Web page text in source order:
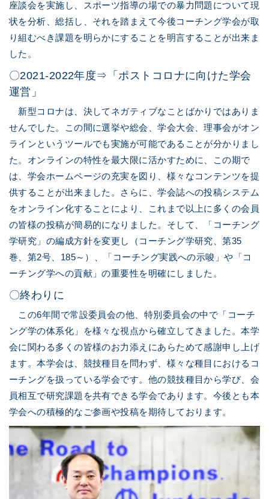
座談会を実施し、スポーツ指導の場での暴力問題について現
状を分析、総括し、それを踏まえて今後コーチング学会が取
り組むべき課題を明らかにすることを明言することが出来ま
した。
〇2021-2022年度⇒「ポストコロナに向けた学会
運営」
新型コロナは、決してネガティブなことばかりではありま
せんでした。この間に選挙や総会、学会大会、理事会がオン
ラインというツールでも実施が可能であることが分かりまし
た。オンラインの特性を最大限に活かすために、この期で
は、学会ホームページの充実を図り、様々なコンテンツを提
供することが出来ました。さらに、学会誌への投稿システム
をオンライン化することにより、これまで以上に多くの会員
の皆様の投稿が簡易的になりました。そして、「コーチング
学研究」の編成方針を変更し（コーチング学研究、第35
巻、第2号、185～）、「コーチング実践への示唆」や「コ
ーチング学への貢献」の重要性を明確にしました。
〇終わりに
この6年間で常設委員会の他、特別委員会の中で「コーチ
ング学の体系化」を様々な視点から確立してきました。本学
会に関わる多くの皆様のお力添えにあらためて感謝申し上げ
ます。本学会は、競技種目を問わず、様々な種目におけるコ
ーチングを扱っている学会です。他の競技種目から学び、会
員相互で研究課題を共有できる学会であります。今後とも本
学会への積極的なご参画や投稿を期待しております。